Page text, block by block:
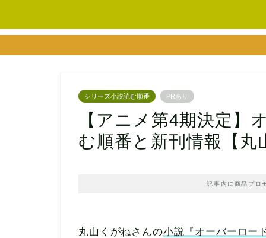
シリーズ小説読む順番 PRあり
【アニメ第4期決定】
む順番と新刊情報【丸
記事内に商品プロ
丸山くがねさんの小説『オーバーロー